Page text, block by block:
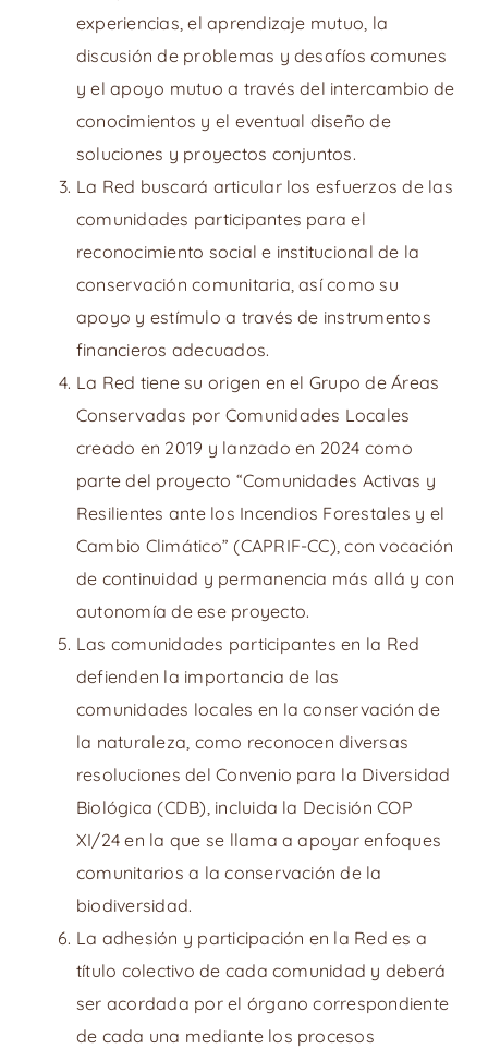
experiencias, el aprendizaje mutuo, la
discusión de problemas y desafíos comunes
y el apoyo mutuo a través del intercambio de
conocimientos y el eventual diseño de
soluciones y proyectos conjuntos.
La Red buscará articular los esfuerzos de las
comunidades participantes para el
reconocimiento social e institucional de la
conservación comunitaria, así como su
apoyo y estímulo a través de instrumentos
financieros adecuados.
La Red tiene su origen en el Grupo de Áreas
Conservadas por Comunidades Locales
creado en 2019 y lanzado en 2024 como
parte del proyecto “Comunidades Activas y
Resilientes ante los Incendios Forestales y el
Cambio Climático” (CAPRIF-CC), con vocación
de continuidad y permanencia más allá y con
autonomía de ese proyecto.
Las comunidades participantes en la Red
defienden la importancia de las
comunidades locales en la conservación de
la naturaleza, como reconocen diversas
resoluciones del Convenio para la Diversidad
Biológica (CDB), incluida la Decisión COP
XI/24 en la que se llama a apoyar enfoques
comunitarios a la conservación de la
biodiversidad.
La adhesión y participación en la Red es a
título colectivo de cada comunidad y deberá
ser acordada por el órgano correspondiente
de cada una mediante los procesos